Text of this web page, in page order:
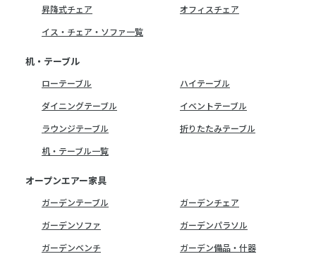
昇降式チェア
オフィスチェア
イス・チェア・ソファ一覧
机・テーブル
ローテーブル
ハイテーブル
ダイニングテーブル
イベントテーブル
ラウンジテーブル
折りたたみテーブル
机・テーブル一覧
オープンエアー家具
ガーデンテーブル
ガーデンチェア
ガーデンソファ
ガーデンパラソル
ガーデンベンチ
ガーデン備品・什器